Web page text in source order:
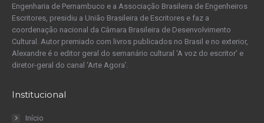
Engenharia de Pernambuco e a Associação Brasileira de Engenheiros
Escritores, presidiu a União Brasileira de Escritores e faz a
coordenação nacional da Câmara Brasileira de Desenvolvimento
Cultural. Autor premiado com livros publicados no Brasil e no exterior,
Alexandre é o editor geral do semanário cultural ‘A voz do escritor’ e
diretor-geral do canal ‘Arte Agora’.
Institucional
Início